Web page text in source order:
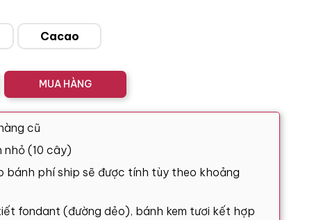
Cacao
MUA HÀNG
cũ
nhỏ (10 cây)
bánh phí ship sẽ được tính tùy theo khoảng
fondant (đường dẻo), bánh kem tươi kết hợp